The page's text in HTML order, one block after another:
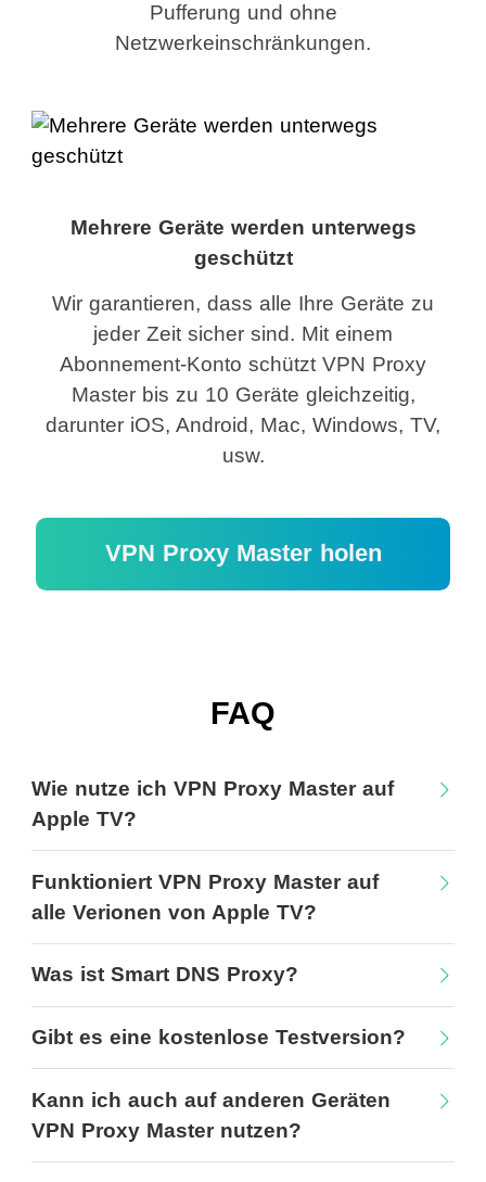
Pufferung und ohne
Netzwerkeinschränkungen.
Mehrere Geräte werden unterwegs
geschützt
Wir garantieren, dass alle Ihre Geräte zu
jeder Zeit sicher sind. Mit einem
Abonnement-Konto schützt VPN Proxy
Master bis zu 10 Geräte gleichzeitig,
darunter iOS, Android, Mac, Windows, TV,
usw.
VPN Proxy Master holen
FAQ
Wie nutze ich VPN Proxy Master auf
Apple TV?
Funktioniert VPN Proxy Master auf
alle Verionen von Apple TV?
Was ist Smart DNS Proxy?
Gibt es eine kostenlose Testversion?
Kann ich auch auf anderen Geräten
VPN Proxy Master nutzen?